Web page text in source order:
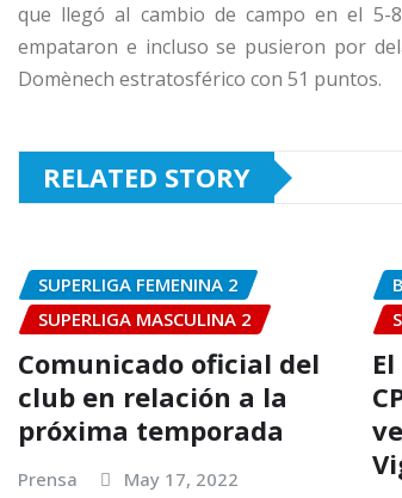
que llegó al cambio de campo en el 5-
empataron e incluso se pusieron por
Domènech estratosférico con 51 puntos.
RELATED STORY
SUPERLIGA FEMENINA 2
SUPERLIGA MASCULINA 2
Comunicado oficial del
club en relación a la
próxima temporada
Prensa May 17, 2022